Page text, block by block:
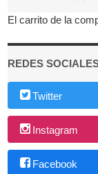
El carrito de la
REDES
Twitter
Instagram
Facebook